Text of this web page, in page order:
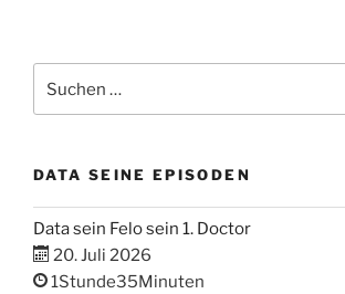
nach:
DATA SEINE EPISODEN
Data sein Felo sein 1. Doctor
20. Juli 2026
1Stunde35Minuten